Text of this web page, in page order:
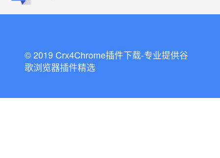
© 2019 Crx4Chrome插件下载-专业提供谷
歌浏览器插件精选